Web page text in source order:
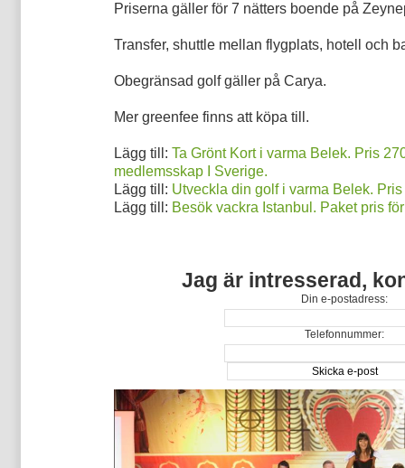
Priserna gäller för 7 nätters boende på
Transfer, shuttle mellan flygplats, hotell och
Obegränsad golf gäller på Carya.
Mer greenfee finns att köpa till.
Lägg till: Ta Grönt Kort i varma Belek. Pris
medlemsskap I Sverige.
Lägg till: Utveckla din golf i varma Belek.
Lägg till: Besök vackra Istanbul. Paket pris
Jag är intresserad,
Din e-postadress:
Telefonnummer: